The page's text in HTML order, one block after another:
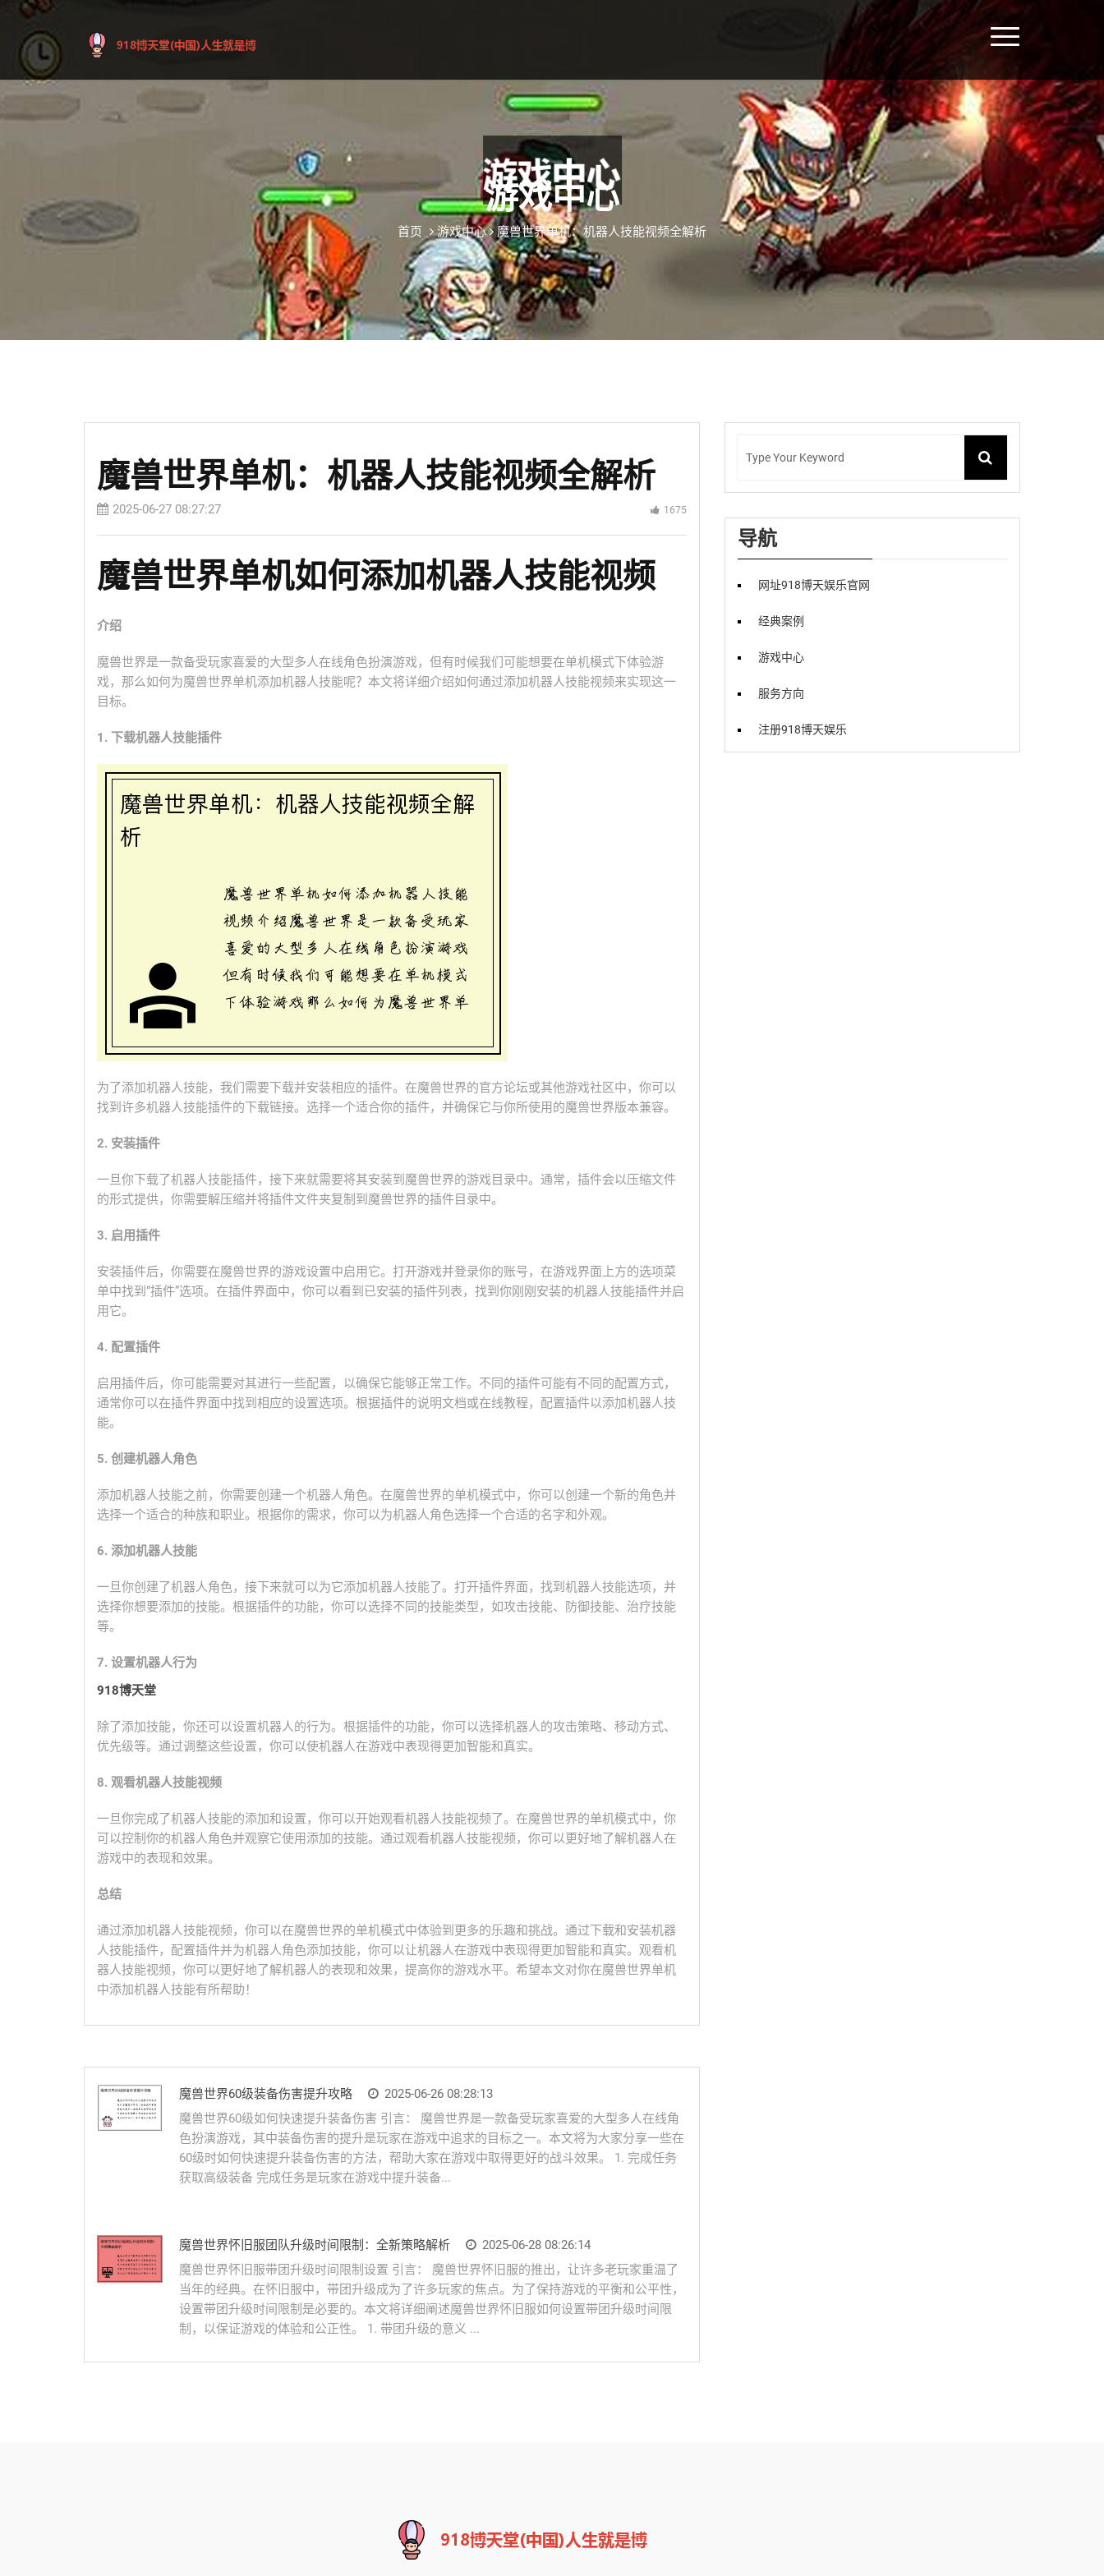
游戏中心
首页 游戏中心 魔兽世界单机：机器人技能视频全解析
魔兽世界单机：机器人技能视频全解析
2025-06-27 08:27:27 1675
魔兽世界单机如何添加机器人技能视频
介绍
魔兽世界是一款备受玩家喜爱的大型多人在线角色扮演游戏，但有时候我们可能想要在单机模式下体验游
戏，那么如何为魔兽世界单机添加机器人技能呢？本文将详细介绍如何通过添加机器人技能视频来实现这一
目标。
1. 下载机器人技能插件
为了添加机器人技能，我们需要下载并安装相应的插件。在魔兽世界的官方论坛或其他游戏社区中，你可以
找到许多机器人技能插件的下载链接。选择一个适合你的插件，并确保它与你所使用的魔兽世界版本兼容。
2. 安装插件
一旦你下载了机器人技能插件，接下来就需要将其安装到魔兽世界的游戏目录中。通常，插件会以压缩文件
的形式提供，你需要解压缩并将插件文件夹复制到魔兽世界的插件目录中。
3. 启用插件
安装插件后，你需要在魔兽世界的游戏设置中启用它。打开游戏并登录你的账号，在游戏界面上方的选项菜
单中找到“插件”选项。在插件界面中，你可以看到已安装的插件列表，找到你刚刚安装的机器人技能插件并启
用它。
4. 配置插件
启用插件后，你可能需要对其进行一些配置，以确保它能够正常工作。不同的插件可能有不同的配置方式，
通常你可以在插件界面中找到相应的设置选项。根据插件的说明文档或在线教程，配置插件以添加机器人技
能。
5. 创建机器人角色
添加机器人技能之前，你需要创建一个机器人角色。在魔兽世界的单机模式中，你可以创建一个新的角色并
选择一个适合的种族和职业。根据你的需求，你可以为机器人角色选择一个合适的名字和外观。
6. 添加机器人技能
一旦你创建了机器人角色，接下来就可以为它添加机器人技能了。打开插件界面，找到机器人技能选项，并
选择你想要添加的技能。根据插件的功能，你可以选择不同的技能类型，如攻击技能、防御技能、治疗技能
等。
7. 设置机器人行为
918博天堂
除了添加技能，你还可以设置机器人的行为。根据插件的功能，你可以选择机器人的攻击策略、移动方式、
优先级等。通过调整这些设置，你可以使机器人在游戏中表现得更加智能和真实。
8. 观看机器人技能视频
一旦你完成了机器人技能的添加和设置，你可以开始观看机器人技能视频了。在魔兽世界的单机模式中，你
可以控制你的机器人角色并观察它使用添加的技能。通过观看机器人技能视频，你可以更好地了解机器人在
游戏中的表现和效果。
总结
通过添加机器人技能视频，你可以在魔兽世界的单机模式中体验到更多的乐趣和挑战。通过下载和安装机器
人技能插件，配置插件并为机器人角色添加技能，你可以让机器人在游戏中表现得更加智能和真实。观看机
器人技能视频，你可以更好地了解机器人的表现和效果，提高你的游戏水平。希望本文对你在魔兽世界单机
中添加机器人技能有所帮助！
魔兽世界60级装备伤害提升攻略
2025-06-26 08:28:13
魔兽世界60级如何快速提升装备伤害 引言： 魔兽世界是一款备受玩家喜爱的大型多人在线角
色扮演游戏，其中装备伤害的提升是玩家在游戏中追求的目标之一。本文将为大家分享一些在
60级时如何快速提升装备伤害的方法，帮助大家在游戏中取得更好的战斗效果。 1. 完成任务
获取高级装备 完成任务是玩家在游戏中提升装备...
魔兽世界怀旧服团队升级时间限制：全新策略解析
2025-06-28 08:26:14
魔兽世界怀旧服带团升级时间限制设置 引言： 魔兽世界怀旧服的推出，让许多老玩家重温了
当年的经典。在怀旧服中，带团升级成为了许多玩家的焦点。为了保持游戏的平衡和公平性，
设置带团升级时间限制是必要的。本文将详细阐述魔兽世界怀旧服如何设置带团升级时间限
制，以保证游戏的体验和公正性。 1. 带团升级的意义 ...
导航
网址918博天娱乐官网
经典案例
游戏中心
服务方向
注册918博天娱乐